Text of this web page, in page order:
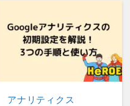
アナリティクス